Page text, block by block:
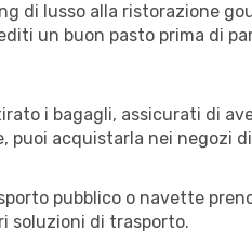
di lusso alla ristorazione
un buon pasto prima di
i bagagli, assicurati di
puoi acquistarla nei negozi
pubblico o navette
soluzioni di trasporto.